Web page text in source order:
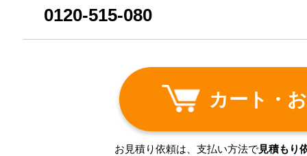
0120-515-080
カート・
お見積り依頼は、支払い方法で見積もり